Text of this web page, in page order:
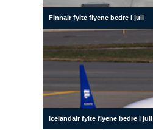
Finnair fylte flyene bedre i juli
Icelandair fylte flyene bedre i juli